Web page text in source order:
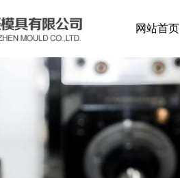
网站首页